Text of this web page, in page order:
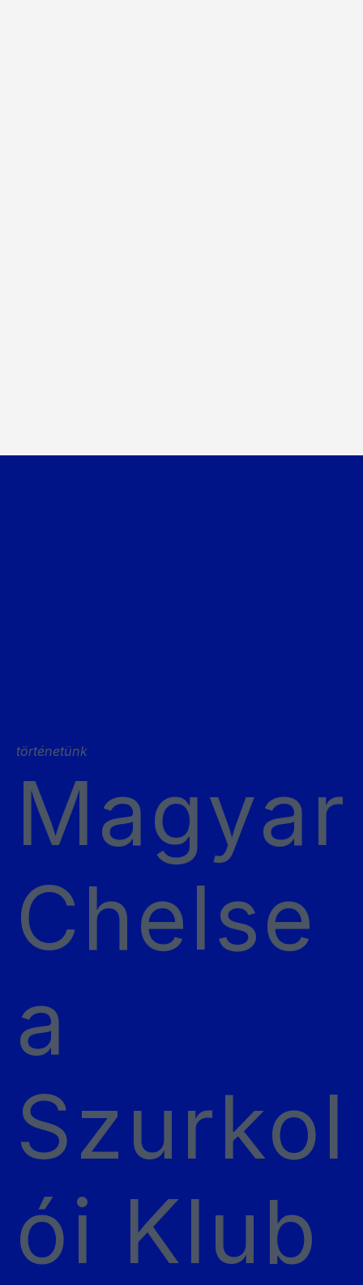
történetünk
Magyar
Chelse
a
Szurkol
ói Klub